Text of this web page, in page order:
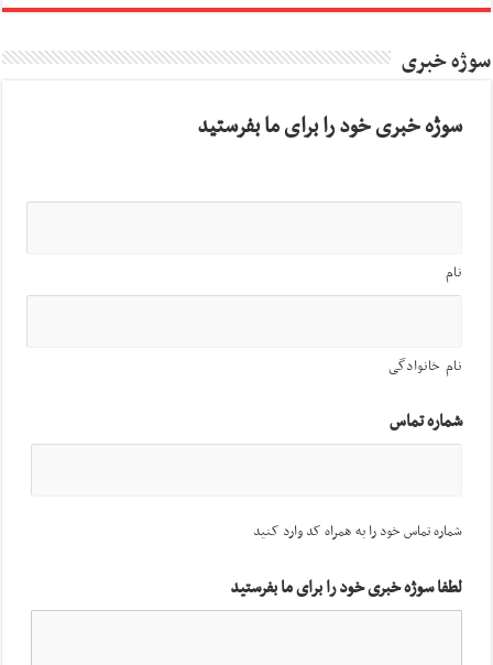
سوژه خبری
سوژه خبری خود را برای ما بفرستید
نام
نام خانوادگی
شماره تماس
شماره تماس خود را به همراه کد وارد کنید
لطفا سوژه خبری خود را برای ما بفرستید